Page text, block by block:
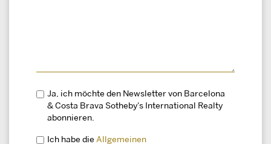
Ja, ich möchte den Newsletter von Barcelona
& Costa Brava Sotheby's International Realty
abonnieren.
Ich habe die Allgemeinen